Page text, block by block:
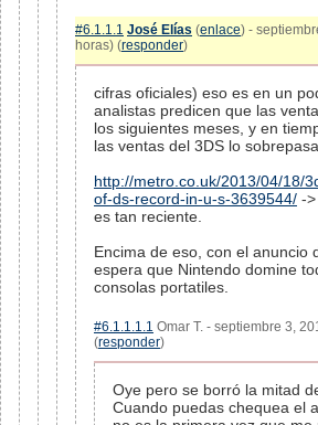
#6.1.1.1 José Elías (enlace) -
horas) (responder)
cifras oficiales) eso es en un
analistas predicen que las
los siguientes meses, y en
las ventas del 3DS lo
http://metro.co.uk/2013/04/18/
of-ds-record-in-u-s-3639544/ -
es tan reciente.
Encima de eso, con el anuncio
espera que Nintendo domine
consolas portatiles.
#6.1.1.1.1 Omar T. - septiembre 3,
(responder)
Oye pero se borró la mitad
Cuando puedas chequea el